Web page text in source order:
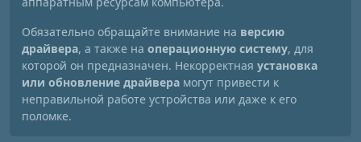
Обязательно обращайте внимание на версию
драйвера, а также на операционную систему, для
которой он предназначен. Некорректная установка
или обновление драйвера могут привести к
неправильной работе устройства или даже к его
поломке.